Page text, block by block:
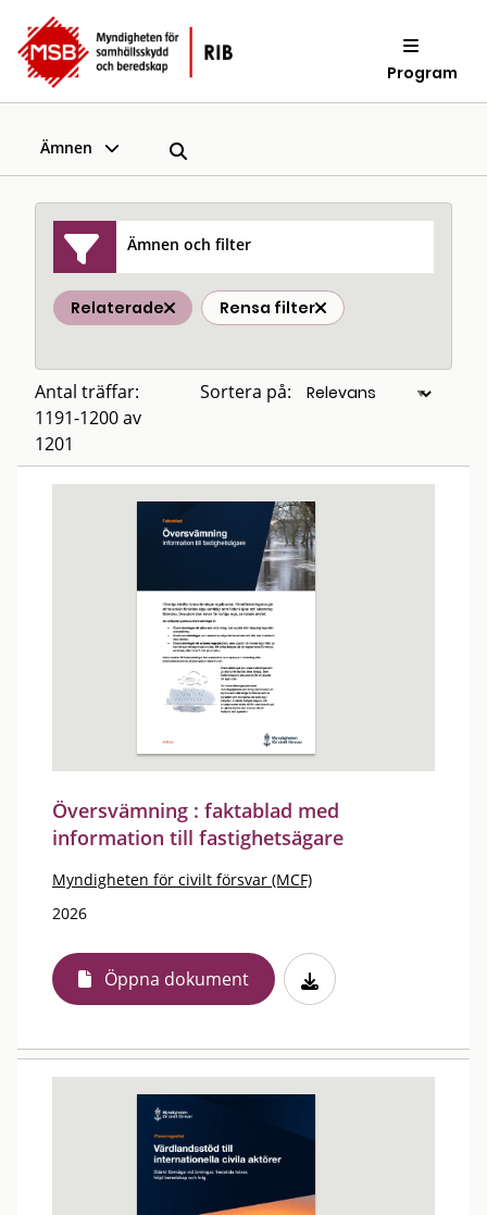
Program
Ämnen
Ämnen och filter
Relaterade Rensa filter
Antal träffar:
1191-1200 av
1201
Sortera på:
Översvämning : faktablad med
information till fastighetsägare
Myndigheten för civilt försvar (MCF)
2026
Öppna dokument